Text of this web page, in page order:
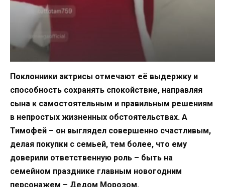
Поклонники актрисы отмечают её выдержку и
способность сохранять спокойствие, направляя
сына к самостоятельным и правильным решениям
в непростых жизненных обстоятельствах. А
Тимофей – он выглядел совершенно счастливым,
делая покупки с семьей, тем более, что ему
доверили ответственную роль – быть на
семейном празднике главным новогодним
персонажем – Дедом Морозом.